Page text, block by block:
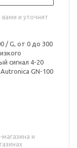
и уточнят
/ G, от 0 до 300
сигнал 4-20
GN-100
и